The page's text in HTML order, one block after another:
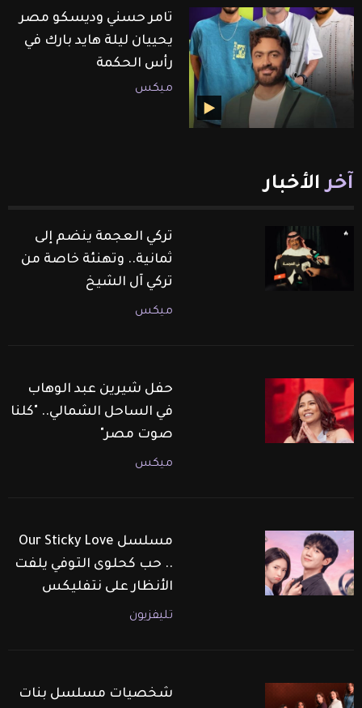
تامر حسني وديسكو مصر
يحييان ليلة هايد بارك في
رأس الحكمة
ميكس
آخر الأخبار
تركي العجمة ينضم إلى
ثمانية.. وتهنئة خاصة من
تركي آل الشيخ
ميكس
حفل شيرين عبد الوهاب
في الساحل الشمالي.. "كلنا
صوت مصر"
ميكس
مسلسل Our Sticky Love
.. حب كحلوى التوفي يلفت
الأنظار على نتفليكس
تليفزيون
شخصيات مسلسل بنات